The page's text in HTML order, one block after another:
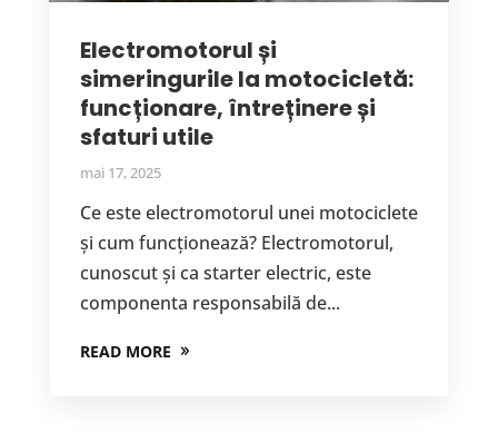
Electromotorul și
simeringurile la motocicletă:
funcționare, întreținere și
sfaturi utile
mai 17, 2025
Ce este electromotorul unei motociclete
și cum funcționează? Electromotorul,
cunoscut și ca starter electric, este
componenta responsabilă de...
READ MORE